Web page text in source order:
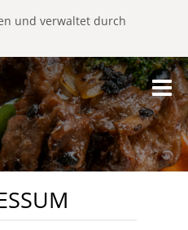
und verwaltet durch